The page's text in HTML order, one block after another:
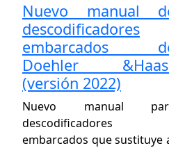
Nuevo manual
descodificadores
embarcados
Doehler
(versión 2022)
Nuevo manual
descodificadores
embarcados que sustituye